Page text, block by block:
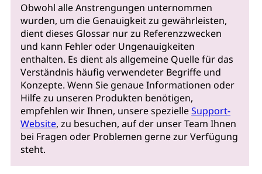
Obwohl alle Anstrengungen unternommen
wurden, um die Genauigkeit zu gewährleisten,
dient dieses Glossar nur zu Referenzzwecken
und kann Fehler oder Ungenauigkeiten
enthalten. Es dient als allgemeine Quelle für das
Verständnis häufig verwendeter Begriffe und
Konzepte. Wenn Sie genaue Informationen oder
Hilfe zu unseren Produkten benötigen,
empfehlen wir Ihnen, unsere spezielleSupport-
Website, zu besuchen, auf der unser Team Ihnen
bei Fragen oder Problemen gerne zur Verfügung
steht.